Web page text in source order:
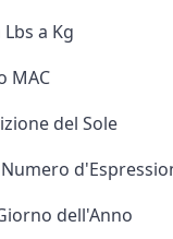
a Kg
MAC
del Sole
dell'Anno